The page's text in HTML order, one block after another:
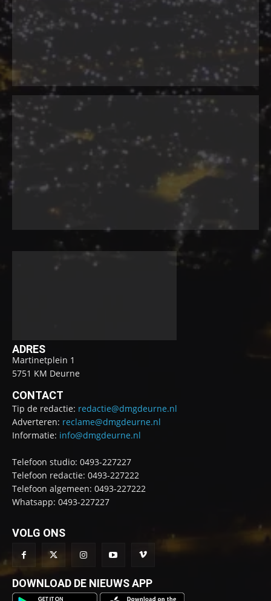
ADRES
Martinetplein 1
5751 KM Deurne
CONTACT
Tip de redactie: redactie@dmgdeurne.nl
Adverteren: reclame@dmgdeurne.nl
Informatie: info@dmgdeurne.nl
Telefoon studio: 0493-227227
Telefoon redactie: 0493-227222
Telefoon algemeen: 0493-227222
Whatsapp: 0493-227227
VOLG ONS
DOWNLOAD DE NIEUWS APP